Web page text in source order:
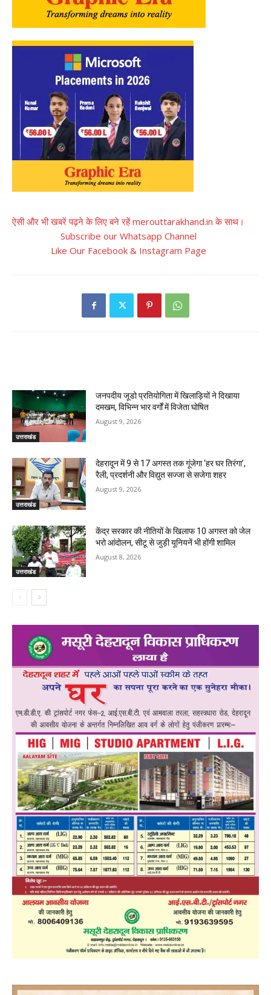
ऐसी और भी खबरें पढ़ने के लिए बने रहें merouttarakhand.in के साथ।
Subscribe our Whatsapp Channel
Like Our Facebook & Instagram Page
उत्तराखंड
जनपदीय जूडो प्रतियोगिता में खिलाड़ियों ने दिखाया
दमखम, विभिन्न भार वर्गों में विजेता घोषित
August 9, 2026
उत्तराखंड
देहरादून में 9 से 17 अगस्त तक गूंजेगा ‘हर घर तिरंगा’,
रैली, प्रदर्शनी और विद्युत सज्जा से सजेगा शहर
August 9, 2026
उत्तराखंड
केंद्र सरकार की नीतियों के खिलाफ 10 अगस्त को जेल
भरो आंदोलन, सीटू से जुड़ी यूनियनें भी होंगी शामिल
August 8, 2026